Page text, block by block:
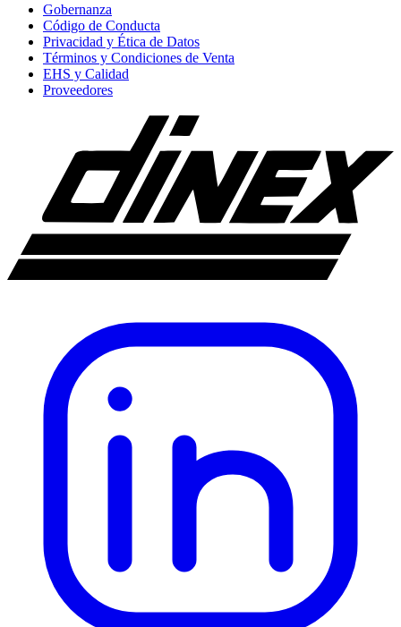
Gobernanza
Código de Conducta
Privacidad y Ética de Datos
Términos y Condiciones de Venta
EHS y Calidad
Proveedores